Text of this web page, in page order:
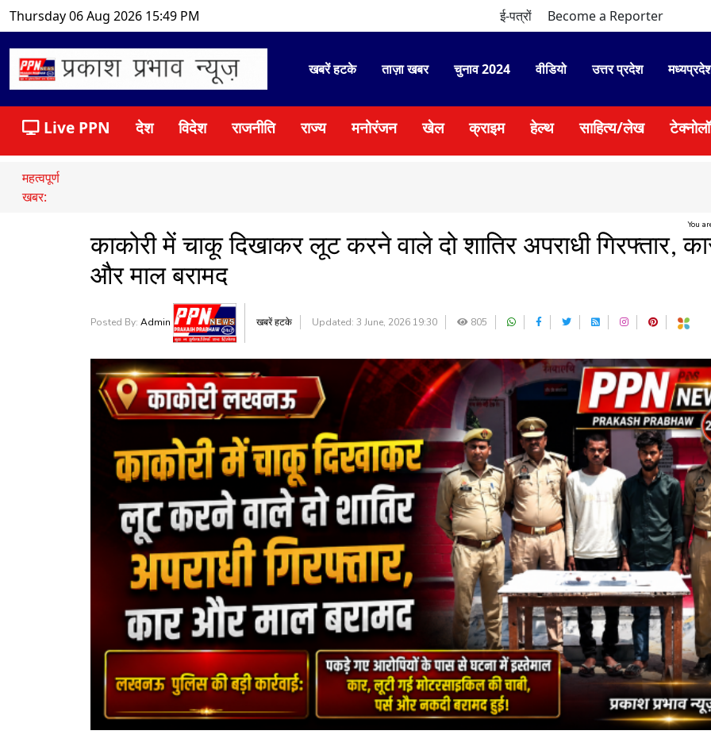
Thursday 06 Aug 2026 15:49 PM ई-पत्रों Become a Reporter
खबरें हटके ताज़ा खबर चुनाव 2024 वीडियो उत्तर प्रदेश
Live PPN देश विदेश राजनीति राज्य मनोरंजन खेल क्राइम हेल्थ साहित्य/लेख
महत्वपूर्ण
खबर:
You
काकोरी में चाकू दिखाकर लूट करने वाले दो शातिर अपराधी गिरफ्तार,
और माल बरामद
Posted By: Admin खबरें हटके Updated: 3 June, 2026 19:30 805